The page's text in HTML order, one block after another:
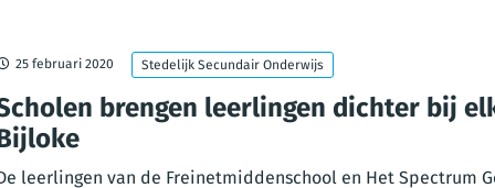
25 februari 2020 Stedelijk Secundair Onderwijs
brengen leerlingen dichter bij
leerlingen van de Freinetmiddenschool en Het Spectrum